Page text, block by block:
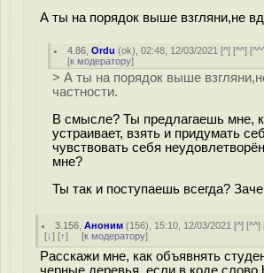
А ты на порядок выше взгляни,не
4.86 ,Ordu (ok), 02:48, 12/03/2021 [^] [^^] [
[к модератору]
> А ты на порядок выше
частности.
В смысле? Ты предлагаешь мне,
устраивает, взять и придумать
чувствовать себя
мне?
Ты так и поступаешь всегда?
3.156 ,Аноним (156), 15:10, 12/03/2021 [^] [^^]
[↓] [↑] [к модератору]
Расскажи мне, как объявнять